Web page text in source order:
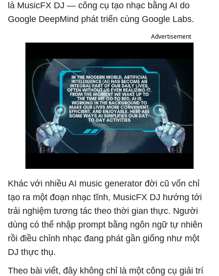
là MusicFX DJ — công cụ tạo nhạc bằng AI do
Google DeepMind phát triển cùng Google Labs.
Advertisement
Khác với nhiều AI music generator đời cũ vốn chỉ
tạo ra một đoạn nhạc tĩnh, MusicFX DJ hướng tới
trải nghiệm tương tác theo thời gian thực. Người
dùng có thể nhập prompt bằng ngôn ngữ tự nhiên
rồi điều chỉnh nhạc đang phát gần giống như một
DJ thực thụ.
Theo bài viết, đây không chỉ là một công cụ giải trí